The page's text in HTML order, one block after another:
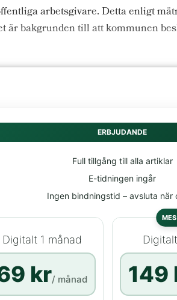
arbetsgivare. Detta enligt
bakgrunden till att kommunen
ERBJUDANDE
Full tillgång till alla artiklar
E-tidningen ingår
Ingen bindningstid – avsluta när
Digitalt 1 månad
kr/ månad 149